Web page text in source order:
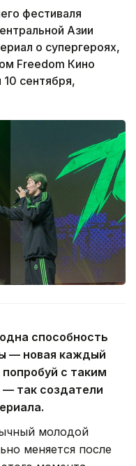
фестиваля
Азии
о супергероях,
Freedom Кино
сентября,
способность
— новая каждый
попробуй с таким
так создатели
молодой
меняется после